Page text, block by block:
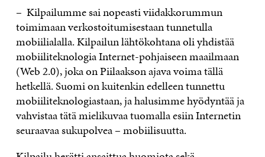
– Kilpailumme sai nopeasti viidakkorummun
toimimaan verkostoitumisestaan tunnetulla
mobiilialalla. Kilpailun lähtökohtana oli yhdistää
mobiiliteknologia Internet-pohjaiseen maailmaan
(Web 2.0), joka on Piilaakson ajava voima tällä
hetkellä. Suomi on kuitenkin edelleen tunnettu
mobiiliteknologiastaan, ja halusimme hyödyntää ja
vahvistaa tätä mielikuvaa tuomalla esiin Internetin
seuraavaa sukupolvea – mobiilisuutta.